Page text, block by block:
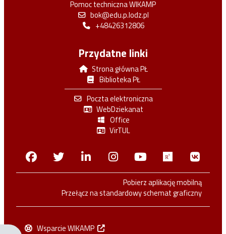
Pomoc techniczna WIKAMP
bok@edu.p.lodz.pl
+48426312806
Przydatne linki
Strona główna PŁ
Biblioteka PŁ
Poczta elektroniczna
WebDziekanat
Office
VirTUL
FacebookTwitterLinkedinInstagram
Youtube
Pobierz aplikację mobilną
Przełącz na standardowy schemat graficzny
Wsparcie WIKAMP